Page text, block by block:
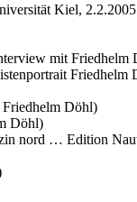
Kiel,
mit Friedhelm
Friedhelm
Döhl)
Döhl)
nord … Edition